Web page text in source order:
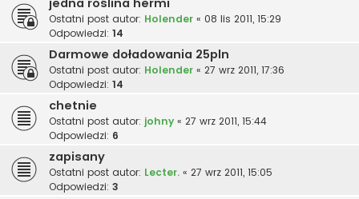
jedna roślina hermi
Ostatni post autor: Holender « 08 lis 2011, 15:29
Odpowiedzi: 14
Darmowe doładowania 25pln
Ostatni post autor: Holender « 27 wrz 2011, 17:36
Odpowiedzi: 14
chetnie
Ostatni post autor: johny « 27 wrz 2011, 15:44
Odpowiedzi: 6
zapisany
Ostatni post autor: Lecter. « 27 wrz 2011, 15:05
Odpowiedzi: 3